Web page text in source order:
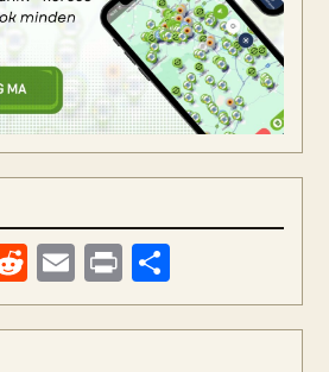
Reddit
Email
Print
meg